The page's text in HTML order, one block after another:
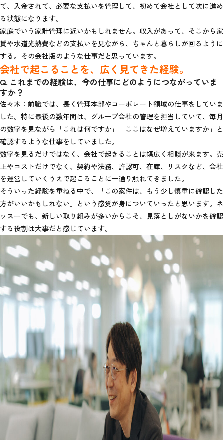
て、入金されて、必要な支払いを管理して、初めて会社として次に進め
る状態になります。
家庭でいう家計管理に近いかもしれません。収入があって、そこから家
賃や水道光熱費などの支払いを見ながら、ちゃんと暮らしが回るように
する。その会社版のような仕事だと思っています。
会社で起こることを、広く見てきた経験。
Q. これまでの経験は、今の仕事にどのようにつながっていま
すか？
佐々木：前職では、長く管理本部やコーポレート領域の仕事をしていま
した。特に最後の数年間は、グループ会社の管理を担当していて、毎月
の数字を見ながら「これは何ですか」「ここはなぜ増えていますか」と
確認するような仕事をしていました。
数字を見るだけではなく、会社で起きることは幅広く相談が来ます。売
上やコストだけでなく、契約や法務、許認可、在庫、リスクなど、会社
を運営していくうえで起こることに一通り触れてきました。
そういった経験を重ねる中で、「この案件は、もう少し慎重に確認した
方がいいかもしれない」という感覚が身についていったと思います。ネ
ッスーでも、新しい取り組みが多いからこそ、見落としがないかを確認
する役割は大事だと感じています。